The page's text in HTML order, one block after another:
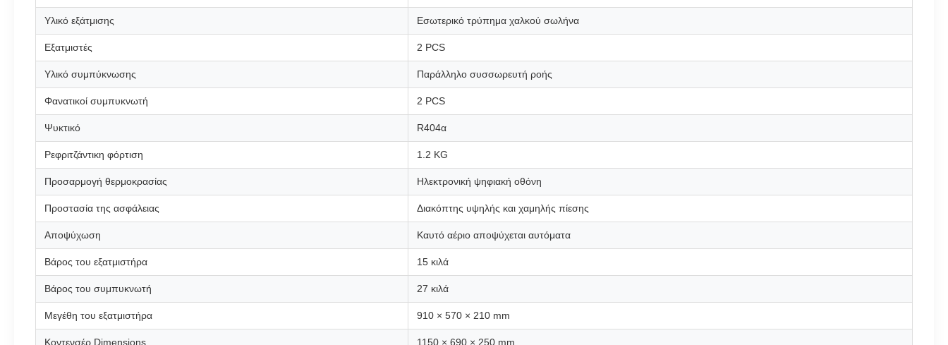
Υλικό εξάτμισης Εσωτερικό τρύπημα χαλκού σωλήνα
Εξατμιστές 2 PCS
Υλικό συμπύκνωσης Παράλληλο συσσωρευτή ροής
Φανατικοί συμπυκνωτή 2 PCS
Ψυκτικό R404α
Ρεφριτζάντικη φόρτιση 1.2 KG
Προσαρμογή θερμοκρασίας Ηλεκτρονική ψηφιακή οθόνη
Προστασία της ασφάλειας Διακόπτης υψηλής και χαμηλής πίεσης
Αποψύχωση Καυτό αέριο αποψύχεται αυτόματα
Βάρος του εξατμιστήρα 15 κιλά
Βάρος του συμπυκνωτή 27 κιλά
Μεγέθη του εξατμιστήρα 910 × 570 × 210 mm
Κοντενσέρ Dimensions 1150 × 690 × 250 mm